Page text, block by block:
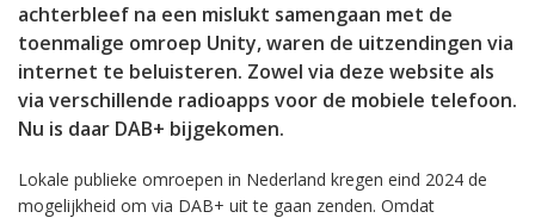
achterbleef na een mislukt samengaan met de
toenmalige omroep Unity, waren de uitzendingen via
internet te beluisteren. Zowel via deze website als
via verschillende radioapps voor de mobiele telefoon.
Nu is daar DAB+ bijgekomen.
Lokale publieke omroepen in Nederland kregen eind 2024 de
mogelijkheid om via DAB+ uit te gaan zenden. Omdat